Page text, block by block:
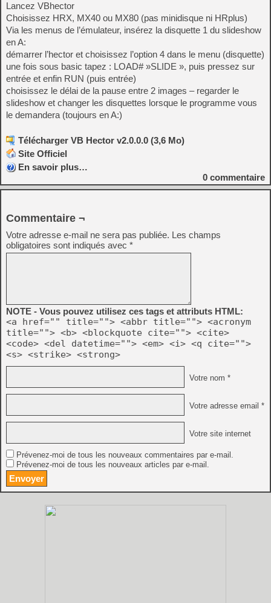
Lancez VBhector
Choisissez HRX, MX40 ou MX80 (pas minidisque ni HRplus)
Via les menus de l’émulateur, insérez la disquette 1 du slideshow
en A:
démarrer l’hector et choisissez l’option 4 dans le menu (disquette)
une fois sous basic tapez : LOAD# »SLIDE », puis pressez sur
entrée et enfin RUN (puis entrée)
choisissez le délai de la pause entre 2 images – regarder le
slideshow et changer les disquettes lorsque le programme vous
le demandera (toujours en A:)
Télécharger VB Hector v2.0.0.0 (3,6 Mo)
Site Officiel
En savoir plus…
0 commentaire
Commentaire ¬
Votre adresse e-mail ne sera pas publiée. Les champs
obligatoires sont indiqués avec *
NOTE - Vous pouvez utilisez ces tags et attributs HTML:
<a href="" title=""> <abbr title=""> <acronym
title=""> <b> <blockquote cite=""> <cite>
<code> <del datetime=""> <em> <i> <q cite="">
<s> <strike> <strong>
Votre nom *
Votre adresse email *
Votre site internet
Prévenez-moi de tous les nouveaux commentaires par e-mail.
Prévenez-moi de tous les nouveaux articles par e-mail.